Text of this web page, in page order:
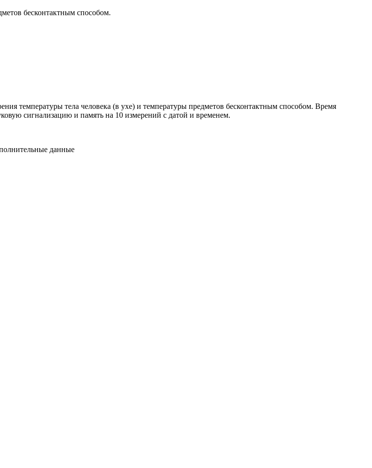
бесконтактным способом.
температуры тела человека (в ухе) и температуры предметов бесконтактным способом. Время
сигнализацию и память на 10 измерений с датой и временем.
данные